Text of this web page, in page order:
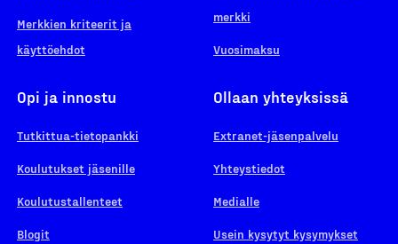
Merkkien kriteerit ja
käyttöehdot
merkki
Vuosimaksu
Opi ja innostu
Tutkittua-tietopankki
Koulutukset jäsenille
Koulutustallenteet
Blogit
Ollaan yhteyksissä
Extranet-jäsenpalvelu
Yhteystiedot
Medialle
Usein kysytyt kysymykset